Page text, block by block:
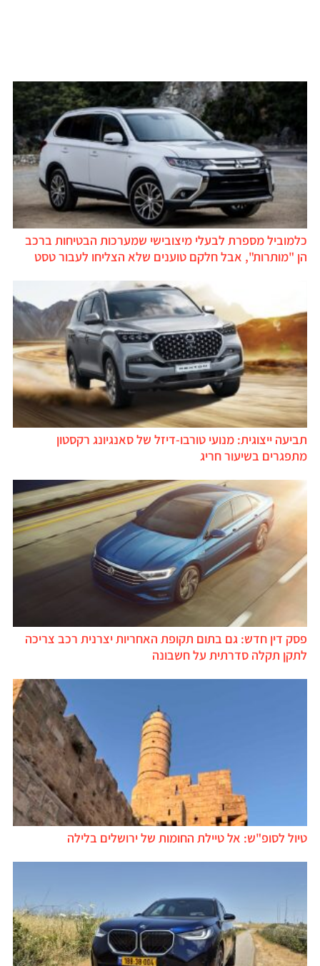
כלמוביל מספרת לבעלי מיצובישי שמערכות הבטיחות ברכב
הן "מותרות", אבל חלקם טוענים שלא הצליחו לעבור טסט
תביעה ייצוגית: מנועי טורבו-דיזל של סאנגיונג רקסטון
מתפגרים בשיעור חריג
פסק דין חדש: גם בתום תקופת האחריות יצרנית רכב צריכה
לתקן תקלה סדרתית על חשבונה
טיול לסופ"ש: אל טיילת החומות של ירושלים בלילה